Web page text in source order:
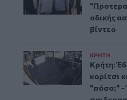
οδικής
βίντεο
ΚΡΗΤΗ
Κρήτη:
κορίτσι
"πόσο;" -